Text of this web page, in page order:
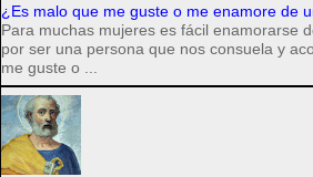
¿Es malo que me guste o me enamore de
Para muchas mujeres es fácil enamorarse
por ser una persona que nos consuela y
me guste o ...